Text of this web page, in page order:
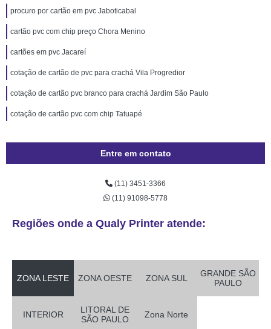
procuro por cartão em pvc Jaboticabal
cartão pvc com chip preço Chora Menino
cartões em pvc Jacareí
cotação de cartão de pvc para crachá Vila Progredior
cotação de cartão pvc branco para crachá Jardim São Paulo
cotação de cartão pvc com chip Tatuapé
Entre em contato
(11) 3451-3366
(11) 91098-5778
Regiões onde a Qualy Printer atende:
ZONA LESTE ZONA OESTE ZONA SUL
GRANDE SÃO
PAULO
INTERIOR
LITORAL DE
SÃO PAULO
Zona Norte